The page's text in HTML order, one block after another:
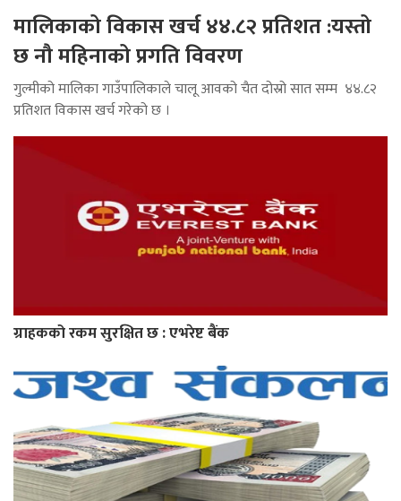
मालिकाको विकास खर्च ४४.८२ प्रतिशत :यस्तो
छ नौ महिनाको प्रगति विवरण
गुल्मीको मालिका गाउँपालिकाले चालू आवको चैत दोस्रो सात सम्म ४४.८२
प्रतिशत विकास खर्च गरेको छ ।
ग्राहकको रकम सुरक्षित छ : एभरेष्ट बैंक